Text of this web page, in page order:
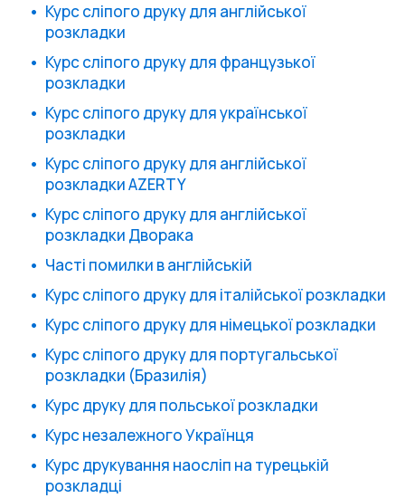
Курс сліпого друку для англійської
розкладки
Курс сліпого друку для французької
розкладки
Курс сліпого друку для української
розкладки
Курс сліпого друку для англійської
розкладки AZERTY
Курс сліпого друку для англійської
розкладки Дворака
Часті помилки в англійській
Курс сліпого друку для італійської розкладки
Курс сліпого друку для німецької розкладки
Курс сліпого друку для португальської
розкладки (Бразилія)
Курс друку для польської розкладки
Курс незалежного Українця
Курс друкування наосліп на турецькій
розкладці